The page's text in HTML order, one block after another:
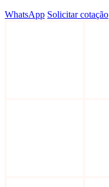
WhatsApp Solicitar cotação